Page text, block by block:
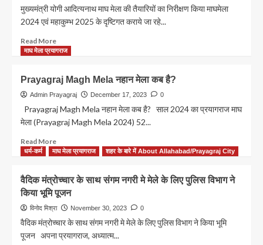
में
और
योगी
के
कर
सकते
हैं
कैसे?
मुख्यमंत्री योगी आदित्यनाथ माघ मेला की तैयारियों का निरीक्षण किया माघमेला
2024 एवं महाकुम्भ 2025 के दृष्टिगत कराये जा रहे...
Read MoreRead
more
योगी
आदित्यनाथ
माघ
की
तैयारियों
का
माघ मेला प्रयागराज
Prayagraj Magh Mela नहान मेला कब है?
Admin Prayagraj December 17, 2023 0
Prayagraj Magh Mela नहान मेला कब है? साल 2024 का प्रयागराज माघ
मेला (Prayagraj Magh Mela 2024) 52...
Read MoreRead
more
Prayagraj
Magh
Mela
नहान
है?
धर्म-कर्म माघ मेला प्रयागराज शहर के बारे में About Allahabad/Prayagraj City
वैदिक मंत्रोच्चार के साथ संगम नगरी मे मेले के लिए पुलिस विभाग ने
किया भूमि पूजन
विनोद मिश्रा November 30, 2023 0
वैदिक मंत्रोच्चार के साथ संगम नगरी मे मेले के लिए पुलिस विभाग ने किया भूमि
पूजन अपना प्रयागराज, अध्यात्म...